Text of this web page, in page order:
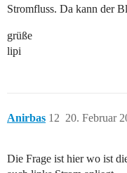
Stromfluss. Da kann der
grüße
lipi
Anirbas 20. Februar
12
Die Frage ist hier wo ist